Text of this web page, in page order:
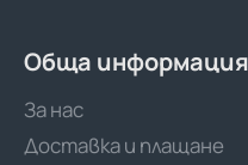
Обща информация
За нас
Доставка и плащане